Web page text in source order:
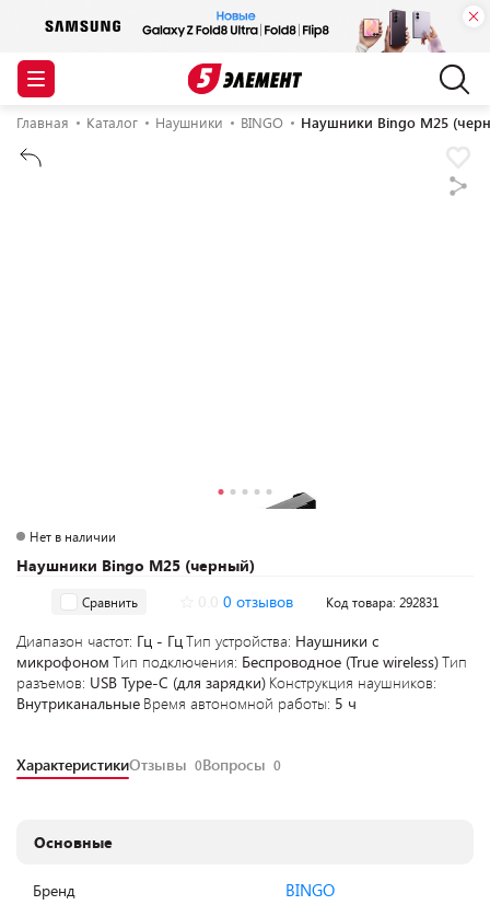
Главная Каталог Наушники BINGO Наушники Bingo M25
Наушники Bingo M25 (черный)
Нет в наличии
Сравнить 0 отзывов Код товара: 292831
Диапазон частот: Гц - ГцТип устройства: Наушники с
микрофоном Тип подключения: Беспроводное (True wireless)Тип
разъемов: USB Type-C (для зарядки) Конструкция наушников:
Внутриканальные Время автономной работы: 5 ч
ХарактеристикиОтзывы 0Вопросы 0
Основные
Бренд BINGO